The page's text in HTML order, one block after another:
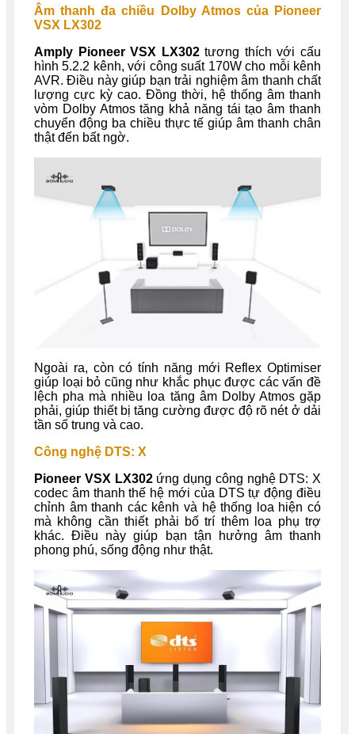
Âm thanh đa chiều Dolby Atmos của Pioneer
VSX LX302
Amply Pioneer VSX LX302tương thích với cấu
hình 5.2.2 kênh, với công suất 170W cho mỗi kênh
AVR. Điều này giúp bạn trải nghiệm âm thanh chất
lượng cực kỳ cao. Đồng thời, hệ thống âm thanh
vòm Dolby Atmos tăng khả năng tái tạo âm thanh
chuyển động ba chiều thực tế giúp âm thanh chân
thật đến bất ngờ.
Ngoài ra, còn có tính năng mới Reflex Optimiser
giúp loại bỏ cũng như khắc phục được các vấn đề
lệch pha mà nhiều loa tăng âm Dolby Atmos gặp
phải, giúp thiết bị tăng cường được độ rõ nét ở dải
tần số trung và cao.
Công nghệ DTS: X
Pioneer VSX LX302ứng dụng công nghệ DTS: X
codec âm thanh thế hệ mới của DTS tự động điều
chỉnh âm thanh các kênh và hệ thống loa hiện có
mà không cần thiết phải bố trí thêm loa phụ trợ
khác. Điều này giúp bạn tận hưởng âm thanh
phong phú, sống động như thật.